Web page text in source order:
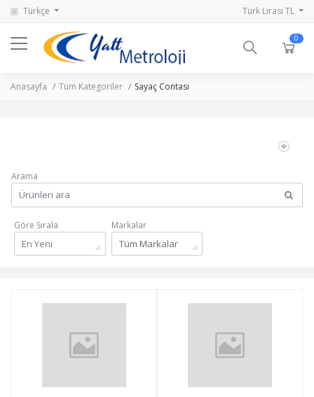
Türkçe Türk Lirası TL
0
Anasayfa Tüm Kategoriler Sayaç Contası
Arama
Göre Sırala
En Yeni
Markalar
Tüm Markalar